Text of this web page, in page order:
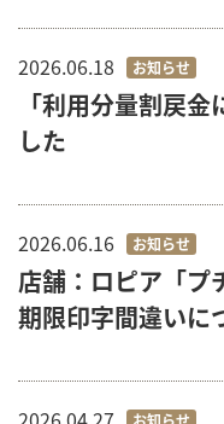
2026.06.18 お知らせ
「利用分量割戻
した
2026.06.16 お知らせ
店舗：ロピア「
期限印字間違いに
お知らせ